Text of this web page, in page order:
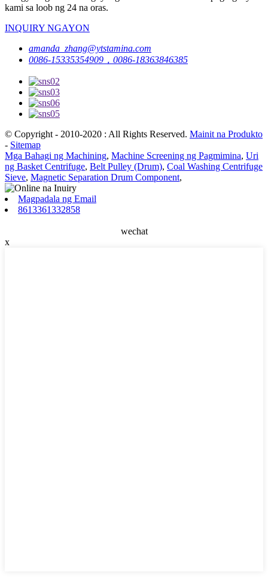
kami sa loob ng 24 na oras.
INQUIRY NGAYON
amanda_zhang@ytstamina.com
0086-15335354909，0086-18363846385
© Copyright - 2010-2020 : All Rights Reserved. Mainit na Produkto
- Sitemap
Mga Bahagi ng Machining, Machine Screening ng Pagmimina, Uri
ng Basket Centrifuge, Belt Pulley (Drum), Coal Washing Centrifuge
Sieve, Magnetic Separation Drum Component,
Magpadala ng Email
8613361332858
wechat
x